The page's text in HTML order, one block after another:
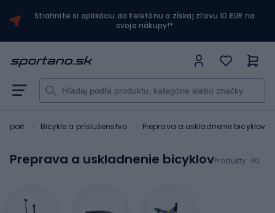
Stiahnite si aplikáciu do telefónu a získaj zľavu 10 EUR na
svoje nákupy!*
Sport Bicykle a príslušenstvo Preprava a uskladnenie bicyklov
Preprava a uskladnenie bicyklovProdukty: 40